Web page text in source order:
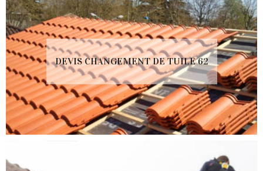
DEVIS CHANGEMENT DE TUILE 62